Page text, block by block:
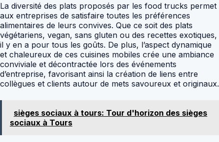
La diversité des plats proposés par les food trucks permet
aux entreprises de satisfaire toutes les préférences
alimentaires de leurs convives. Que ce soit des plats
végétariens, vegan, sans gluten ou des recettes exotiques,
il y en a pour tous les goûts. De plus, l’aspect dynamique
et chaleureux de ces cuisines mobiles crée une ambiance
conviviale et décontractée lors des événements
d’entreprise, favorisant ainsi la création de liens entre
collègues et clients autour de mets savoureux et originaux.
sièges sociaux à tours: Tour d'horizon des sièges
sociaux à Tours